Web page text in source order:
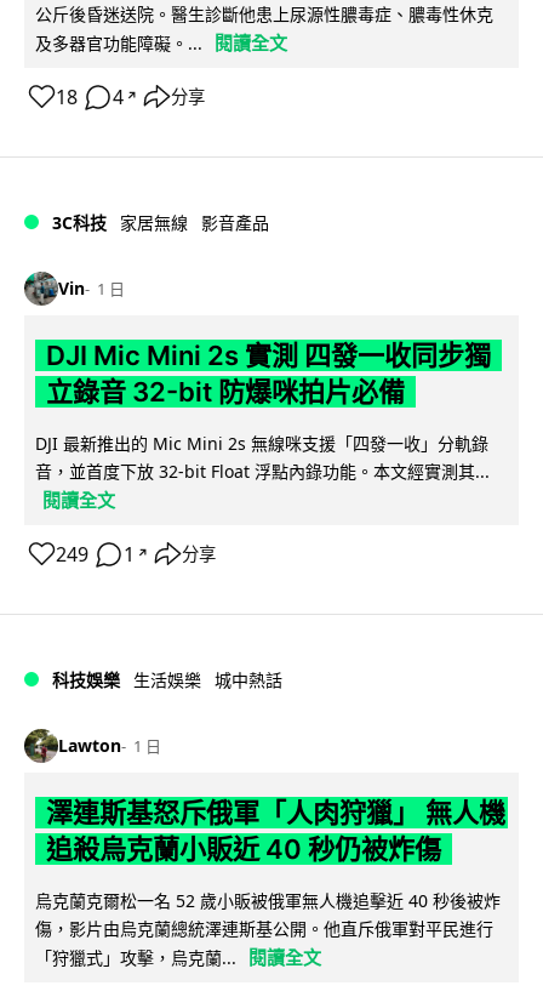
公斤後昏迷送院。醫生診斷他患上尿源性膿毒症、膿毒性休克
及多器官功能障礙。...
閱讀全文
18 4 ↗ 分享
3C科技 家居無線 影音產品
Vin 1 日
DJI Mic Mini 2s 實測 四發一收同步獨
立錄音 32-bit 防爆咪拍片必備
DJI 最新推出的 Mic Mini 2s 無線咪支援「四發一收」分軌錄
音，並首度下放 32-bit Float 浮點內錄功能。本文經實測其...
閱讀全文
249 1 ↗ 分享
科技娛樂 生活娛樂 城中熱話
Lawton 1 日
澤連斯基怒斥俄軍「人肉狩獵」 無人機
追殺烏克蘭小販近 40 秒仍被炸傷
烏克蘭克爾松一名 52 歲小販被俄軍無人機追擊近 40 秒後被炸
傷，影片由烏克蘭總統澤連斯基公開。他直斥俄軍對平民進行
「狩獵式」攻擊，烏克蘭...
閱讀全文